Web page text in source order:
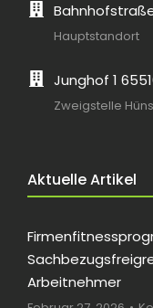
Hauptstandort
Junghof 1
Zweigstelle
Aktuelle Artikel
Arbeitnehmer